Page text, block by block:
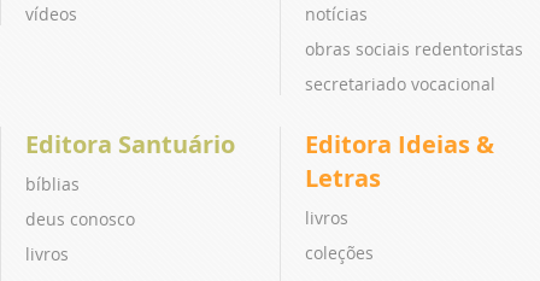
vídeos
notícias
obras sociais redentoristas
secretariado vocacional
Editora Santuário
bíblias
deus conosco
livros
Editora Ideias &
Letras
livros
coleções